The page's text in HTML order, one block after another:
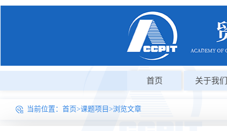
首页 关于我们
当前位置： 首页>课题项目 >浏览文章